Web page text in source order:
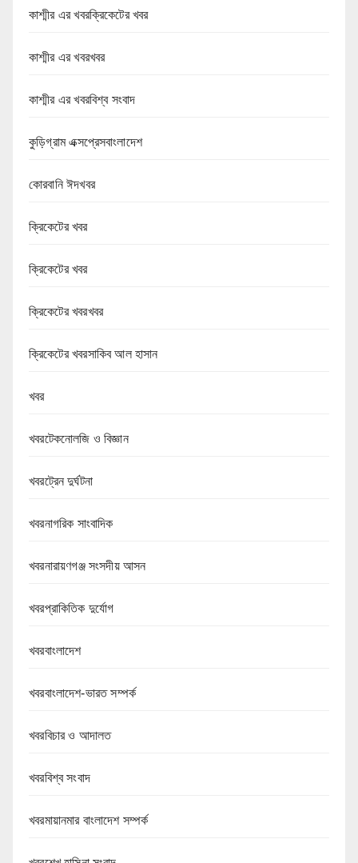
কাশ্মীর এর খবরক্রিকেটের খবর
কাশ্মীর এর খবরখবর
কাশ্মীর এর খবরবিশ্ব সংবাদ
কুড়িগ্রাম এক্সপ্রেসবাংলাদেশ
কোরবানি ঈদখবর
ক্রিকেটের খবর
ক্রিকেটের খবর
ক্রিকেটের খবরখবর
ক্রিকেটের খবরসাকিব আল হাসান
খবর
খবরটেকনোলজি ও বিজ্ঞান
খবরট্রেন দুর্ঘটনা
খবরনাগরিক সাংবাদিক
খবরনারায়ণগঞ্জ সংসদীয় আসন
খবরপ্রাকিতিক দুর্যোগ
খবরবাংলাদেশ
খবরবাংলাদেশ-ভারত সম্পর্ক
খবরবিচার ও আদালত
খবরবিশ্ব সংবাদ
খবরমায়ানমার বাংলাদেশ সম্পর্ক